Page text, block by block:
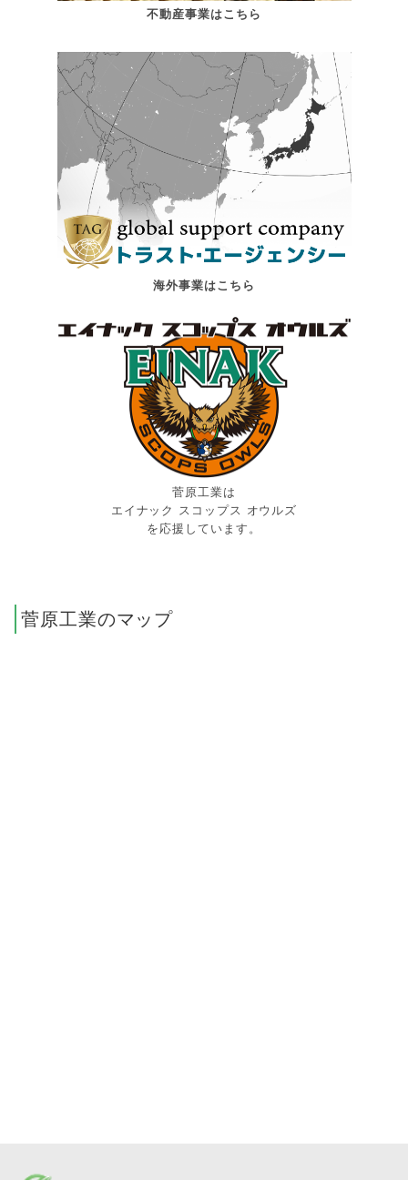
不動産事業はこちら
海外事業はこちら
菅原工業は
エイナック スコップス オウルズ
を応援しています。
菅原工業のマップ